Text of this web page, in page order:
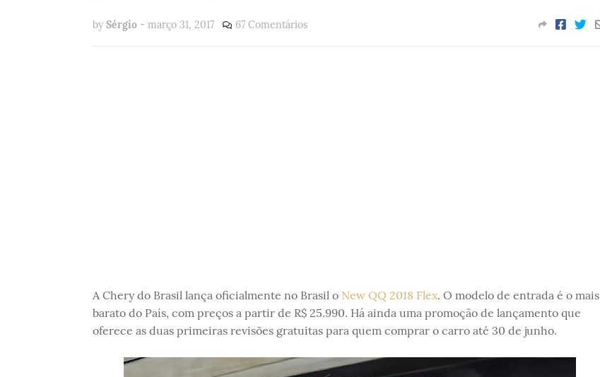
by Sérgio - março 31, 2017 67 Comentários
A Chery do Brasil lança oficialmente no Brasil o New QQ 2018 Flex. O modelo de entrada é o mais
barato do País, com preços a partir de R$ 25.990. Há ainda uma promoção de lançamento que
oferece as duas primeiras revisões gratuitas para quem comprar o carro até 30 de junho.